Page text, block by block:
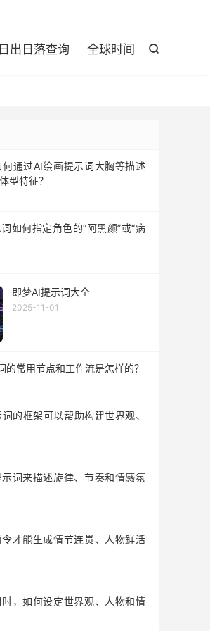

日出日落查询 全球时间
通过AI绘画提示词大胸等描述
型特征？
如何指定角色的“阿黑颜”或“病
即梦AI提示词大全
2025-11-01
常用节点和工作流是怎样的？
的框架可以帮助构建世界观、
词来描述旋律、节奏和情感氛
才能生成情节连贯、人物鲜活
，如何设定世界观、人物和情